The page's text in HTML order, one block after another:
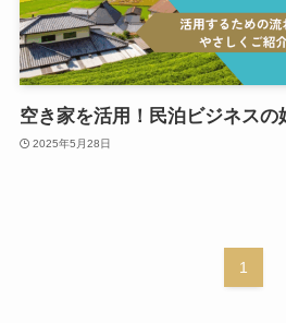
空き家を活用！民泊ビジネスの
2025年5月28日
1